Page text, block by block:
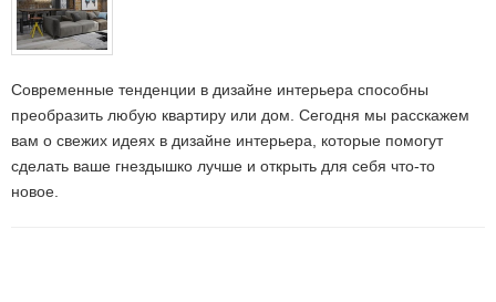
Современные тенденции в дизайне интерьера способны
преобразить любую квартиру или дом. Сегодня мы расскажем
вам о свежих идеях в дизайне интерьера, которые помогут
сделать ваше гнездышко лучше и открыть для себя что-то
новое.